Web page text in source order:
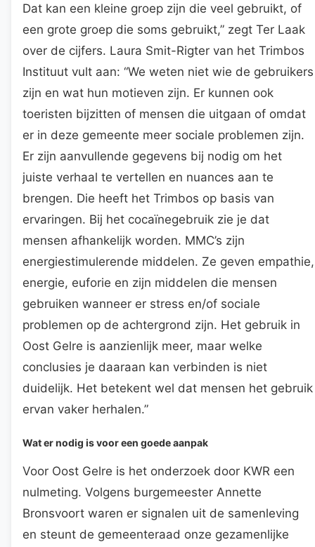
Dat kan een kleine groep zijn die veel gebruikt, of
een grote groep die soms gebruikt,” zegt Ter Laak
over de cijfers. Laura Smit-Rigter van het Trimbos
Instituut vult aan: “We weten niet wie de gebruikers
zijn en wat hun motieven zijn. Er kunnen ook
toeristen bijzitten of mensen die uitgaan of omdat
er in deze gemeente meer sociale problemen zijn.
Er zijn aanvullende gegevens bij nodig om het
juiste verhaal te vertellen en nuances aan te
brengen. Die heeft het Trimbos op basis van
ervaringen. Bij het cocaïnegebruik zie je dat
mensen afhankelijk worden. MMC’s zijn
energiestimulerende middelen. Ze geven empathie,
energie, euforie en zijn middelen die mensen
gebruiken wanneer er stress en/of sociale
problemen op de achtergrond zijn. Het gebruik in
Oost Gelre is aanzienlijk meer, maar welke
conclusies je daaraan kan verbinden is niet
duidelijk. Het betekent wel dat mensen het gebruik
ervan vaker herhalen.”
Wat er nodig is voor een goede aanpak
Voor Oost Gelre is het onderzoek door KWR een
nulmeting. Volgens burgemeester Annette
Bronsvoort waren er signalen uit de samenleving
en steunt de gemeenteraad onze gezamenlijke